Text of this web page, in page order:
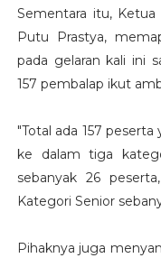
​Sementara itu,
Putu Prastya,
pada gelaran kali ini
157 pembalap ikut
​"Total ada 157
ke dalam tiga
sebanyak 26
Kategori Senior
​Pihaknya juga